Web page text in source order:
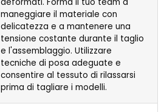
deformati. Forma il tuo team a
maneggiare il materiale con
delicatezza e a mantenere una
tensione costante durante il taglio
e l'assemblaggio. Utilizzare
tecniche di posa adeguate e
consentire al tessuto di rilassarsi
prima di tagliare i modelli.